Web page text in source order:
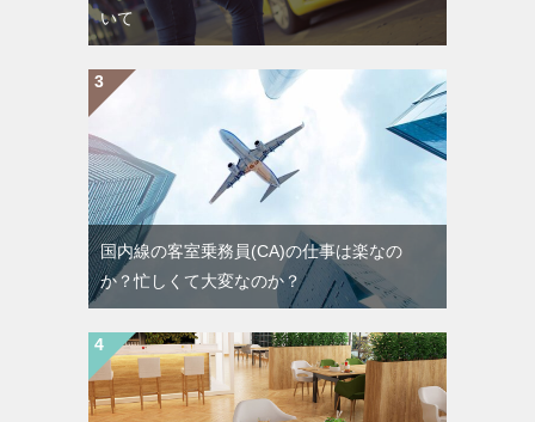
いて
国内線の客室乗務員(CA)の仕事は楽なの
か？忙しくて大変なのか？